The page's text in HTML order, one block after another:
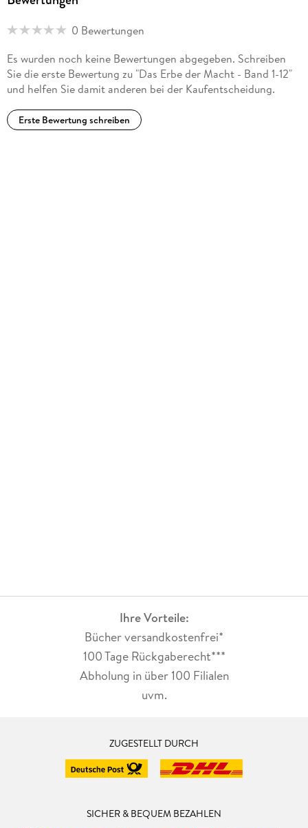
0 Bewertungen
Es wurden noch keine Bewertungen abgegeben. Schreiben
Sie die erste Bewertung zu "Das Erbe der Macht - Band 1-12"
und helfen Sie damit anderen bei der Kaufentscheidung.
Erste Bewertung schreiben
Ihre Vorteile:
Bücher versandkostenfrei*
100 Tage Rückgaberecht***
Abholung in über 100 Filialen
uvm.
ZUGESTELLT DURCH
SICHER & BEQUEM BEZAHLEN